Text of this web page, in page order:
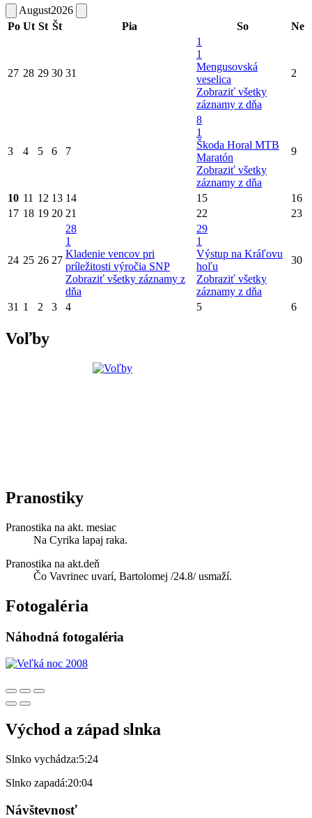
August2026
Po Ut St Št Pia So Ne
27 28 29 30 31
1
1
Mengusovská
veselica
Zobraziť všetky
záznamy z dňa
2
3 4 5 6 7
8
1
Škoda Horal MTB
Maratón
Zobraziť všetky
záznamy z dňa
9
10 11 12 13 14 15
16
17 18 19 20 21 22 23
24 25 26 27
28
1
Kladenie vencov pri
príležitosti výročia SNP
Zobraziť všetky záznamy z
dňa
29
1
Výstup na Kráľovu
hoľu
Zobraziť všetky
záznamy z dňa
30
31 1 2 3 4 5 6
Voľby
Pranostiky
Pranostika na akt. mesiac
Na Cyrika lapaj raka.
Pranostika na akt.deň
Čo Vavrinec uvarí, Bartolomej /24.8/ usmaží.
Fotogaléria
Náhodná fotogaléria
Východ a západ slnka
Slnko vychádza:5:24
Slnko zapadá:20:04
Návštevnosť